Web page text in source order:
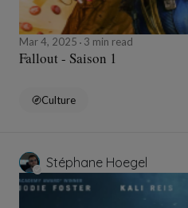
Mar 4, 2025 3 min read
Fallout - Saison 1
Culture
Stéphane Hoegel